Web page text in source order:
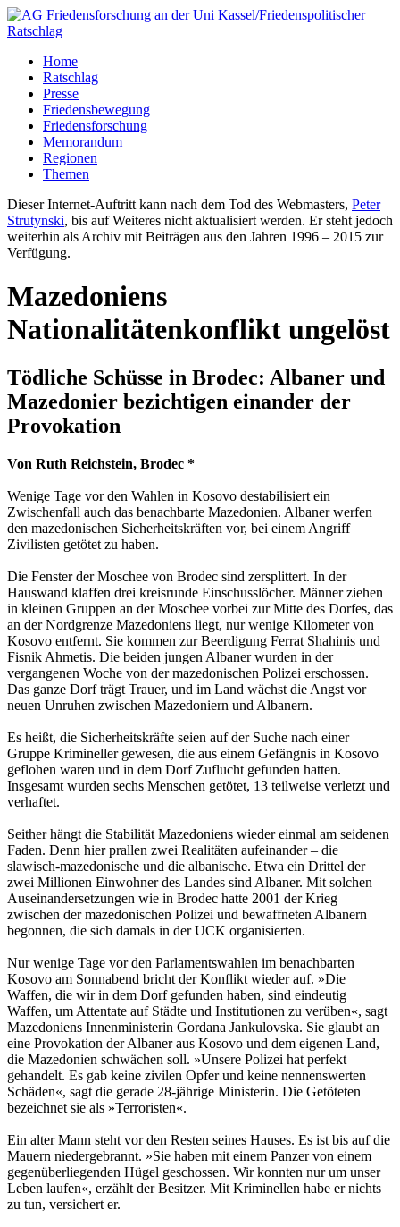
Home
Ratschlag
Presse
Friedensbewegung
Friedensforschung
Memorandum
Regionen
Themen
Dieser Internet-Auftritt kann nach dem Tod des Webmasters, Peter
Strutynski, bis auf Weiteres nicht aktualisiert werden. Er steht jedoch
weiterhin als Archiv mit Beiträgen aus den Jahren 1996 – 2015 zur
Verfügung.
Mazedoniens
Nationalitätenkonflikt ungelöst
Tödliche Schüsse in Brodec: Albaner und
Mazedonier bezichtigen einander der
Provokation
Von Ruth Reichstein, Brodec *
Wenige Tage vor den Wahlen in Kosovo destabilisiert ein
Zwischenfall auch das benachbarte Mazedonien. Albaner werfen
den mazedonischen Sicherheitskräften vor, bei einem Angriff
Zivilisten getötet zu haben.
Die Fenster der Moschee von Brodec sind zersplittert. In der
Hauswand klaffen drei kreisrunde Einschusslöcher. Männer ziehen
in kleinen Gruppen an der Moschee vorbei zur Mitte des Dorfes, das
an der Nordgrenze Mazedoniens liegt, nur wenige Kilometer von
Kosovo entfernt. Sie kommen zur Beerdigung Ferrat Shahinis und
Fisnik Ahmetis. Die beiden jungen Albaner wurden in der
vergangenen Woche von der mazedonischen Polizei erschossen.
Das ganze Dorf trägt Trauer, und im Land wächst die Angst vor
neuen Unruhen zwischen Mazedoniern und Albanern.
Es heißt, die Sicherheitskräfte seien auf der Suche nach einer
Gruppe Krimineller gewesen, die aus einem Gefängnis in Kosovo
geflohen waren und in dem Dorf Zuflucht gefunden hatten.
Insgesamt wurden sechs Menschen getötet, 13 teilweise verletzt und
verhaftet.
Seither hängt die Stabilität Mazedoniens wieder einmal am seidenen
Faden. Denn hier prallen zwei Realitäten aufeinander – die
slawisch-mazedonische und die albanische. Etwa ein Drittel der
zwei Millionen Einwohner des Landes sind Albaner. Mit solchen
Auseinandersetzungen wie in Brodec hatte 2001 der Krieg
zwischen der mazedonischen Polizei und bewaffneten Albanern
begonnen, die sich damals in der UCK organisierten.
Nur wenige Tage vor den Parlamentswahlen im benachbarten
Kosovo am Sonnabend bricht der Konflikt wieder auf. »Die
Waffen, die wir in dem Dorf gefunden haben, sind eindeutig
Waffen, um Attentate auf Städte und Institutionen zu verüben«, sagt
Mazedoniens Innenministerin Gordana Jankulovska. Sie glaubt an
eine Provokation der Albaner aus Kosovo und dem eigenen Land,
die Mazedonien schwächen soll. »Unsere Polizei hat perfekt
gehandelt. Es gab keine zivilen Opfer und keine nennenswerten
Schäden«, sagt die gerade 28-jährige Ministerin. Die Getöteten
bezeichnet sie als »Terroristen«.
Ein alter Mann steht vor den Resten seines Hauses. Es ist bis auf die
Mauern niedergebrannt. »Sie haben mit einem Panzer von einem
gegenüberliegenden Hügel geschossen. Wir konnten nur um unser
Leben laufen«, erzählt der Besitzer. Mit Kriminellen habe er nichts
zu tun, versichert er.